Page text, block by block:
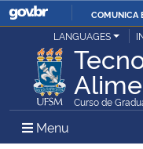
COMUNICA
Ministério da Justiça e
Ministério da Defesa
LANGUAGES
Curso de
Menu Menu